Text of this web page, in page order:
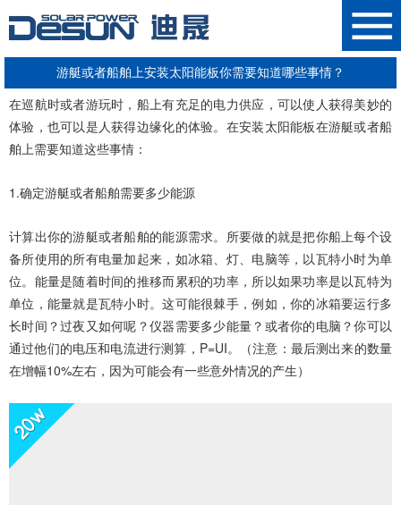
游艇或者船舶上安装太阳能板你需要知道哪些事情？
在巡航时或者游玩时，船上有充足的电力供应，可以使人获得美妙的
体验，也可以是人获得边缘化的体验。在安装太阳能板在游艇或者船
舶上需要知道这些事情：
1.确定游艇或者船舶需要多少能源
计算出你的游艇或者船舶的能源需求。所要做的就是把你船上每个设
备所使用的所有电量加起来，如冰箱、灯、电脑等，以瓦特小时为单
位。能量是随着时间的推移而累积的功率，所以如果功率是以瓦特为
单位，能量就是瓦特小时。这可能很棘手，例如，你的冰箱要运行多
长时间？过夜又如何呢？仪器需要多少能量？或者你的电脑？你可以
通过他们的电压和电流进行测算，P=UI。（注意：最后测出来的数量
在增幅10%左右，因为可能会有一些意外情况的产生）